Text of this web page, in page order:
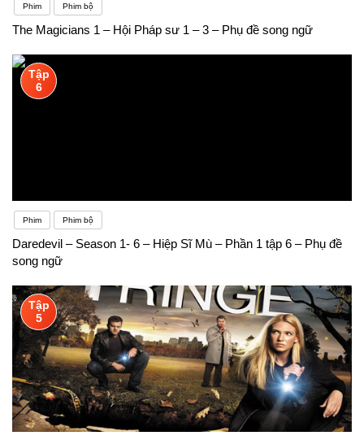
Phim Phim bộ
The Magicians 1 – Hội Pháp sư 1 – 3 – Phụ đề song ngữ
Tập
6
Phim Phim bộ
Daredevil – Season 1- 6 – Hiệp Sĩ Mù – Phần 1 tập 6 – Phụ đề
song ngữ
Tập
5